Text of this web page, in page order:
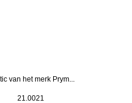
van het merk Prym...
21.0021